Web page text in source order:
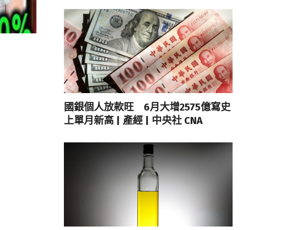
國銀個人放款旺 6月大增2575億寫史
上單月新高 | 產經 | 中央社 CNA